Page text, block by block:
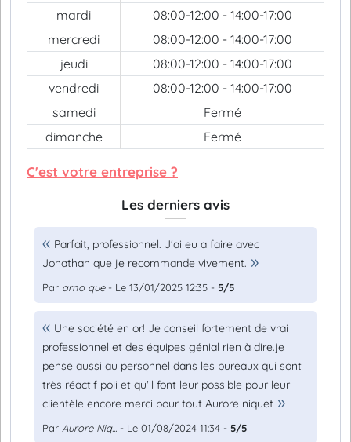
mardi
08:00-12:00 - 14:00-17:00
mercredi
08:00-12:00 - 14:00-17:00
jeudi
08:00-12:00 - 14:00-17:00
vendredi
08:00-12:00 - 14:00-17:00
samedi
Fermé
dimanche
Fermé
C'est votre entreprise ?
Les derniers avis
Parfait, professionnel. J'ai eu a faire avec
Jonathan que je recommande vivement.
Par arno que- Le 13/01/2025 12:35 - 5/5
Une société en or! Je conseil fortement de vrai
professionnel et des équipes génial rien à dire.je
pense aussi au personnel dans les bureaux qui sont
très réactif poli et qu'il font leur possible pour leur
clientèle encore merci pour tout Aurore niquet
Par Aurore Niq... - Le 01/08/2024 11:34 - 5/5